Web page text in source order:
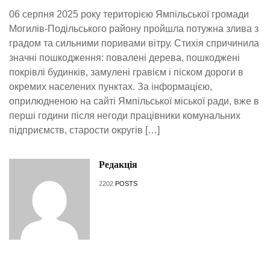
06 серпня 2025 року територією Ямпільської громади
Могилів-Подільського району пройшла потужна злива з
градом та сильними поривами вітру. Стихія спричинила
значні пошкодження: повалені дерева, пошкоджені
покрівлі будинків, замулені гравієм і піском дороги в
окремих населених пунктах. За інформацією,
оприлюдненою на сайті Ямпільської міської ради, вже в
перші години після негоди працівники комунальних
підприємств, старости округів […]
Редакція
2202 POSTS